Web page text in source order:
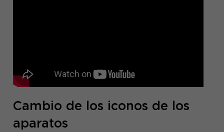
Cambio de los iconos de los
aparatos